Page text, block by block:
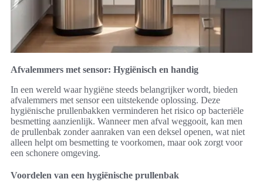
Afvalemmers met sensor: Hygiënisch en handig
In een wereld waar hygiëne steeds belangrijker wordt, bieden
afvalemmers met sensor een uitstekende oplossing. Deze
hygiënische prullenbakken verminderen het risico op bacteriële
besmetting aanzienlijk. Wanneer men afval weggooit, kan men
de prullenbak zonder aanraken van een deksel openen, wat niet
alleen helpt om besmetting te voorkomen, maar ook zorgt voor
een schonere omgeving.
Voordelen van een hygiënische prullenbak